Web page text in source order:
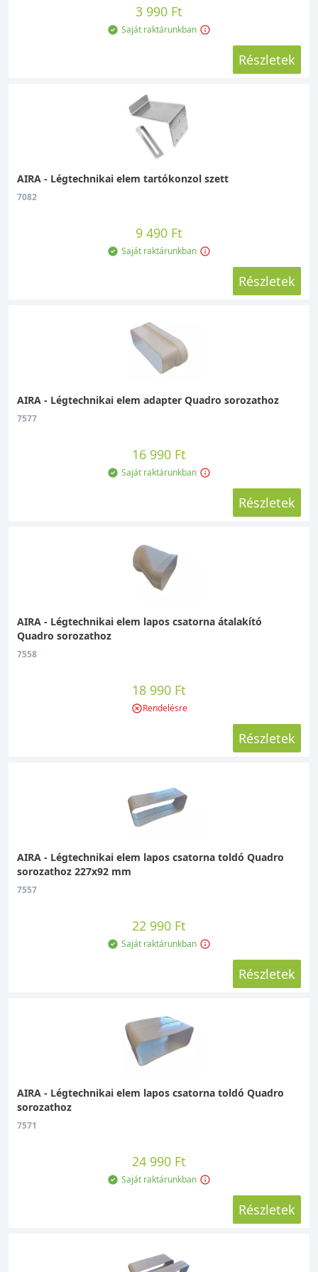
3 990 Ft
Saját raktárunkban
Részletek
AIRA - Légtechnikai elem tartókonzol szett
7082
9 490 Ft
Saját raktárunkban
Részletek
AIRA - Légtechnikai elem adapter Quadro sorozathoz
7577
16 990 Ft
Saját raktárunkban
Részletek
AIRA - Légtechnikai elem lapos csatorna átalakító
Quadro sorozathoz
7558
18 990 Ft
Rendelésre
Részletek
AIRA - Légtechnikai elem lapos csatorna toldó Quadro
sorozathoz 227x92 mm
7557
22 990 Ft
Saját raktárunkban
Részletek
AIRA - Légtechnikai elem lapos csatorna toldó Quadro
sorozathoz
7571
24 990 Ft
Saját raktárunkban
Részletek